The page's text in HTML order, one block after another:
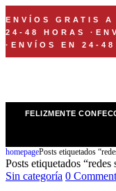
ENVÍOS GRATIS
24-48 HORAS ·
· ENVÍOS EN 24-48
FELIZMENTE
homepagePosts etiquetados
Posts etiquetados “redes
Sin categoría 0